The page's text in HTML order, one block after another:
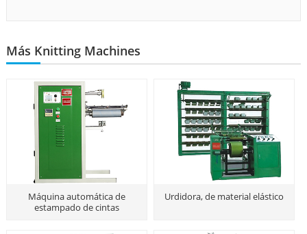
Más Knitting Machines
Máquina automática de
estampado de cintas
Urdidora, de material elástico